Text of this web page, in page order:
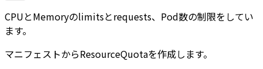
CPUとMemoryのlimitsとrequests、Pod数の制限をしてい
ます。
マニフェストからResourceQuotaを作成します。